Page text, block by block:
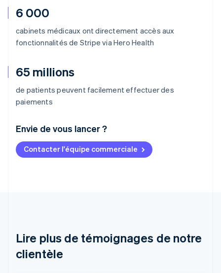
6 000
cabinets médicaux ont directement accès aux
fonctionnalités de Stripe via Hero Health
65 millions
de patients peuvent facilement effectuer des
paiements
Envie de vous lancer ?
Contacter l'équipe commerciale
Lire plus de témoignages de notre
clientèle
Allemagne
Brésil
PortuguêsEnglish
Bulgarie